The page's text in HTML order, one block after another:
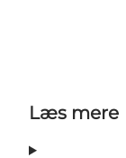
Læs mere